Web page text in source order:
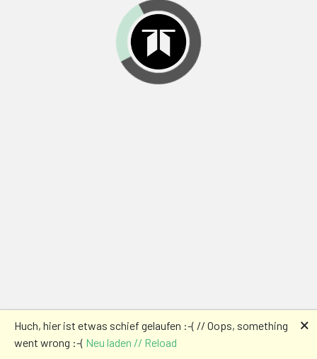
Huch, hier ist etwas schief gelaufen :-( // Oops, something
went wrong :-( Neu laden // Reload
🗙